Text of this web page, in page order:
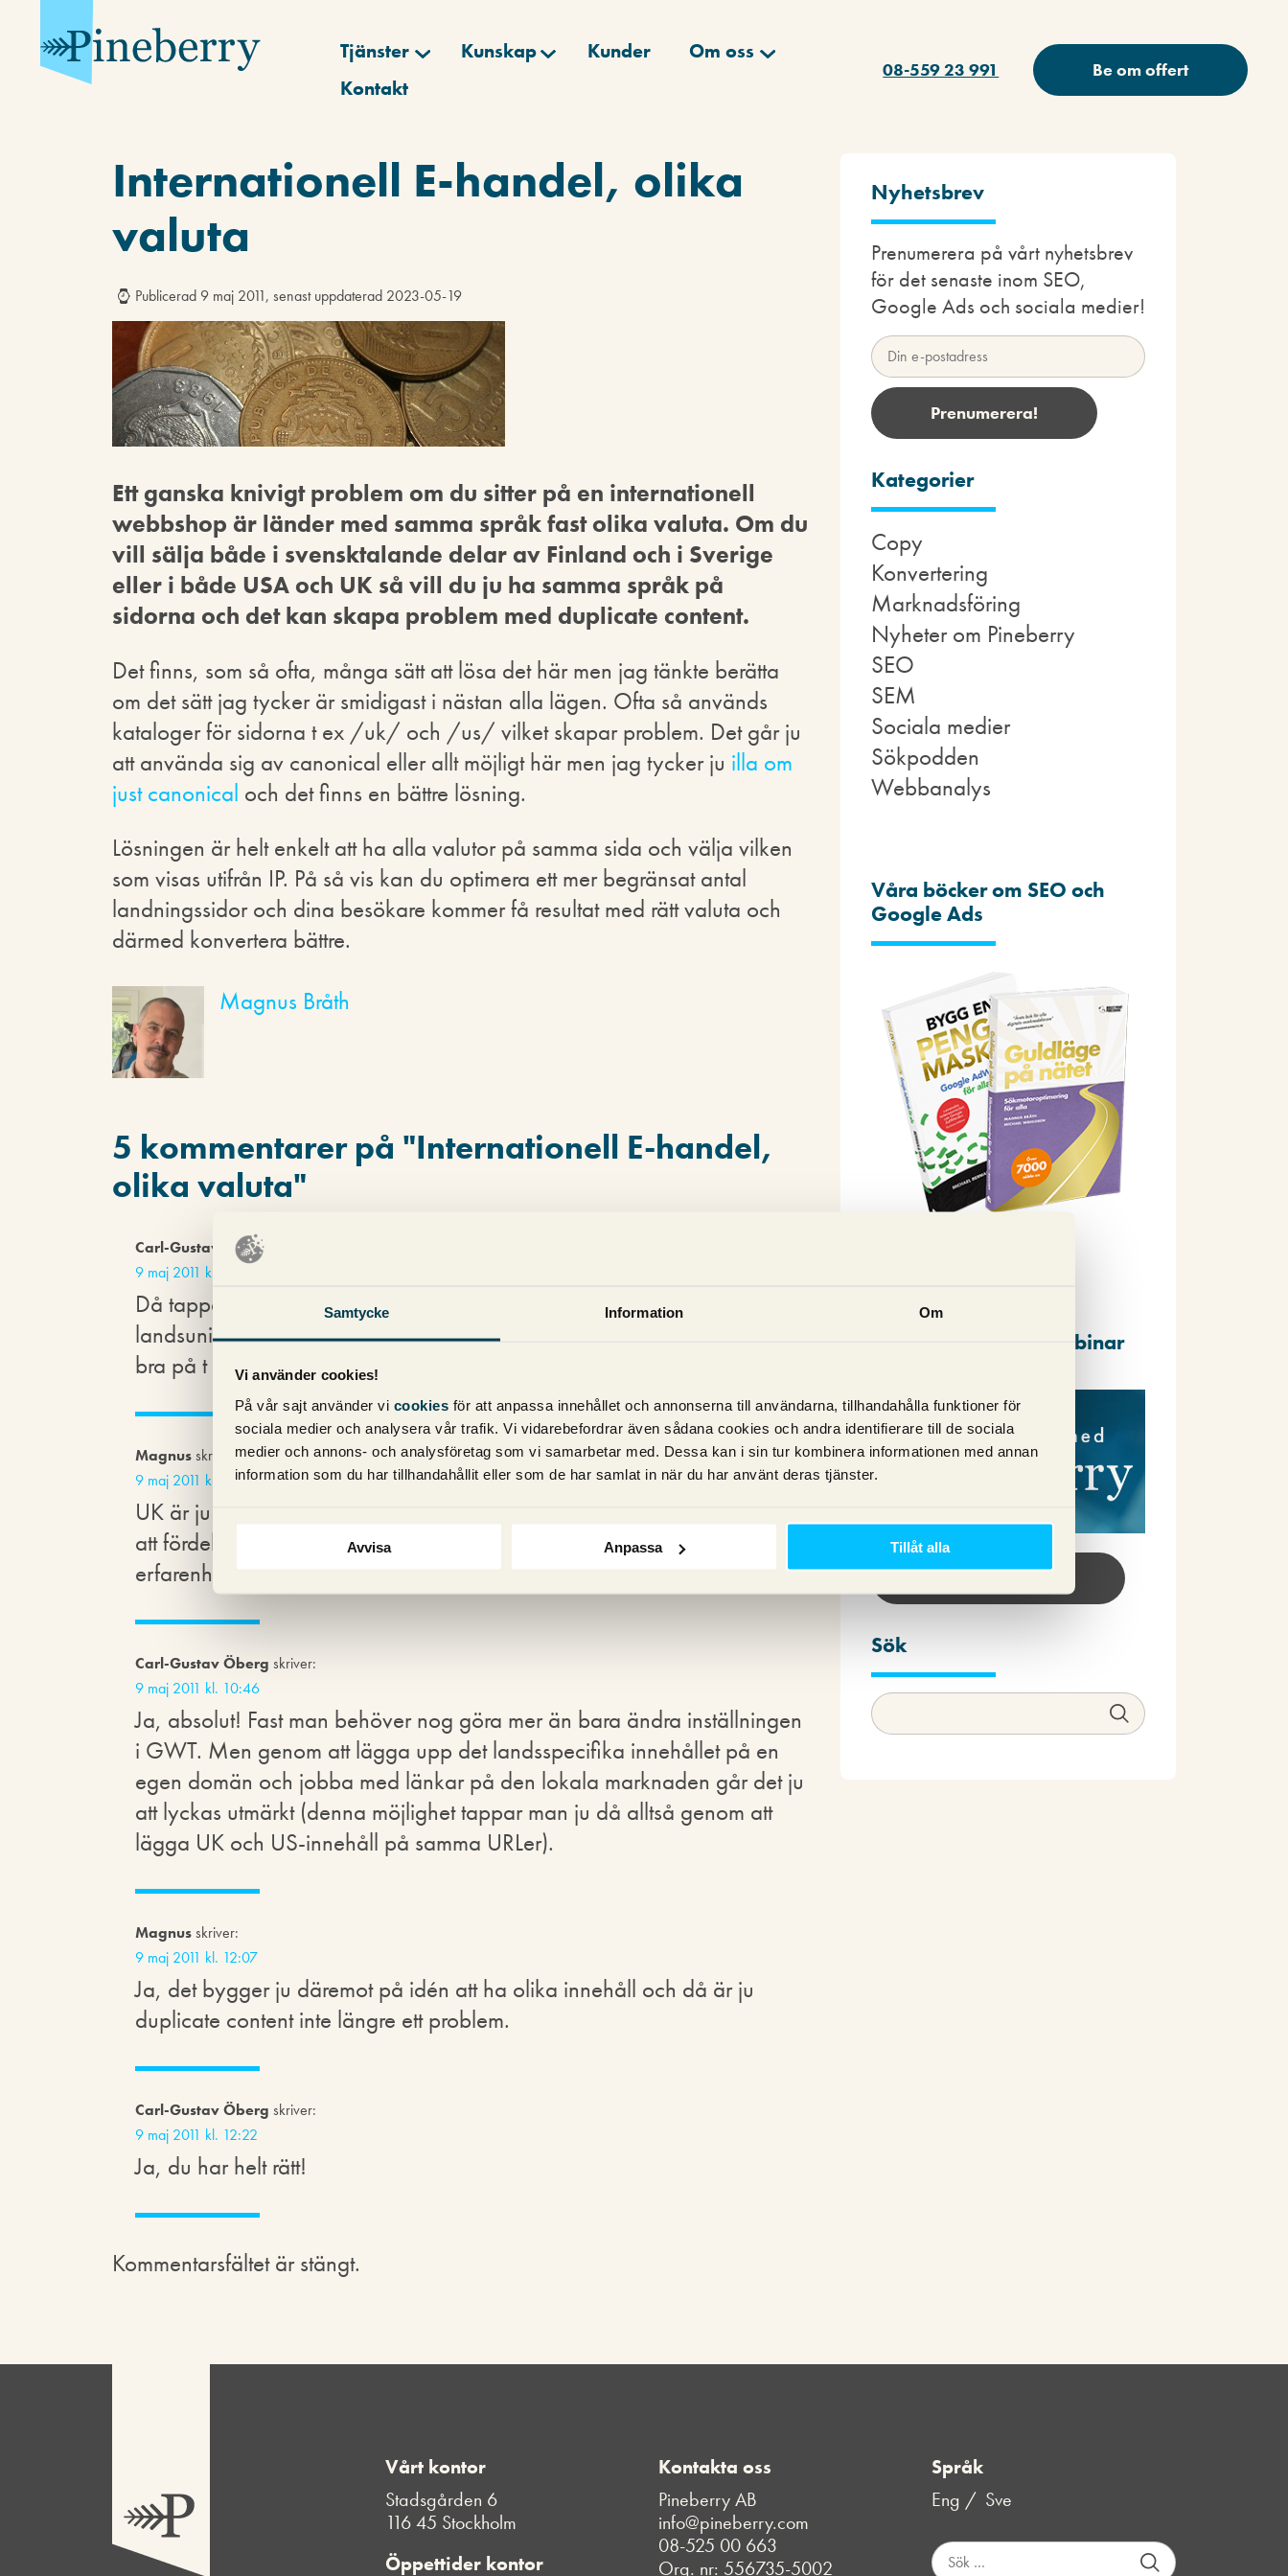
Samtycke Information Om
Vi använder cookies!
På vår sajt använder vi cookies för att anpassa innehållet och annonserna till användarna, tillhandahålla funktioner för
sociala medier och analysera vår trafik. Vi vidarebefordrar även sådana cookies och andra identifierare till de sociala
medier och annons- och analysföretag som vi samarbetar med. Dessa kan i sin tur kombinera informationen med annan
information som du har tillhandahållit eller som de har samlat in när du har använt deras tjänster.
Avvisa Anpassa Tillåt alla
Tjänster Kunskap Kunder
Om oss
Kontakt
08-559 23 991 Be om offert
Internationell E-handel, olika
valuta
Publicerad 9 maj 2011, senast uppdaterad 2023-05-19
Ett ganska knivigt problem om du sitter på en internationell
webbshop är länder med samma språk fast olika valuta. Om du
vill sälja både i svensktalande delar av Finland och i Sverige
eller i både USA och UK så vill du ju ha samma språk på
sidorna och det kan skapa problem med duplicate content.
Det finns, som så ofta, många sätt att lösa det här men jag tänkte berätta
om det sätt jag tycker är smidigast i nästan alla lägen. Ofta så används
kataloger för sidorna t ex /uk/ och /us/ vilket skapar problem. Det går ju
att använda sig av canonical eller allt möjligt här men jag tycker ju illa om
just canonical och det finns en bättre lösning.
Lösningen är helt enkelt att ha alla valutor på samma sida och välja vilken
som visas utifrån IP. På så vis kan du optimera ett mer begränsat antal
landningssidor och dina besökare kommer få resultat med rätt valuta och
därmed konvertera bättre.
Magnus Bråth
5 kommentarer på "Internationell E-handel,
olika valuta"
Carl-Gustav Öberg
9 maj 2011 kl. 10:06
Då tappar du möjligheten att kunna specificera ett målgruppsland för allt
landsunikt innehåll. Hur ser du att möjligheterna blir för att kunna ranka
bra på t ex både google.com och .co.uk med den metoden?
Magnusskriver:
9 maj 2011 kl. 10:19
UK är ju alltid lite kruxigt eftersom den är så biased men jag upplever inte
att fördelen med inställningen ger särskilda fördelar heller – har du andra
erfarenheter?
Carl-Gustav Öberg skriver:
9 maj 2011 kl. 10:46
Ja, absolut! Fast man behöver nog göra mer än bara ändra inställningen
i GWT. Men genom att lägga upp det landsspecifika innehållet på en
egen domän och jobba med länkar på den lokala marknaden går det ju
att lyckas utmärkt (denna möjlighet tappar man ju då alltså genom att
lägga UK och US-innehåll på samma URLer).
Magnusskriver:
9 maj 2011 kl. 12:07
Ja, det bygger ju däremot på idén att ha olika innehåll och då är ju
duplicate content inte längre ett problem.
Carl-Gustav Öberg skriver:
9 maj 2011 kl. 12:22
Ja, du har helt rätt!
Kommentarsfältet är stängt.
Nyhetsbrev
Prenumerera på vårt nyhetsbrev
för det senaste inom SEO,
Google Ads och sociala medier!
Kategorier
Copy
Konvertering
Marknadsföring
Nyheter om Pineberry
SEO
SEM
Sociala medier
Sökpodden
Webbanalys
Våra böcker om SEO och
Google Ads
Repriser av våra webbinar
Sök
Vårt kontor
Stadsgården 6
116 45 Stockholm
Öppettider kontor
Kontakta oss
Pineberry AB
info@pineberry.com
08-525 00 663
Org. nr: 556735-5002
Språk
Eng
Sve
S
ö